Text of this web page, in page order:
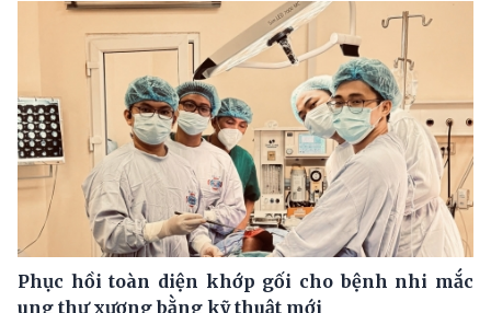
Phục hồi toàn diện khớp gối cho bệnh nhi mắc
ung thư xương bằng kỹ thuật mới